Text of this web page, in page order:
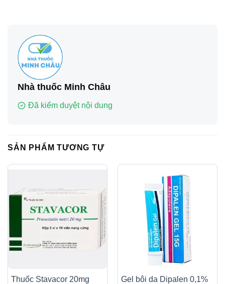
Nhà thuốc Minh Châu
Đã kiểm duyệt nội dung
SẢN PHẨM TƯƠNG TỰ
Thuốc Stavacor 20mg
Gel bôi da Dipalen 0,1%